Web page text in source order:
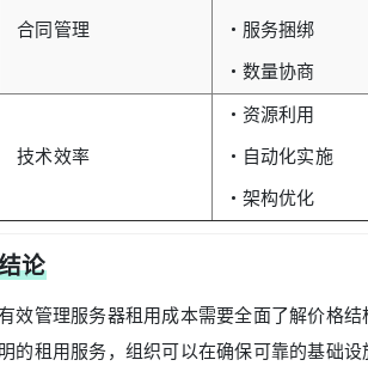
合同管理
• 服务捆绑
• 数量协商
技术效率
• 资源利用
• 自动化实施
• 架构优化
论
效管理服务器租用成本需要全面了解价格
明的租用服务，组织可以在确保可靠的基础